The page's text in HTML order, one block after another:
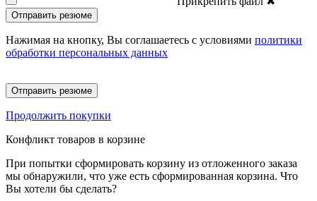
Отправить резюме
Нажимая на кнопку, Вы соглашаетесь с условиями политики
обработки персональных данных
Отправить резюме
Продолжить покупки
Конфликт товаров в корзине
При попытки сформировать корзину из отложенного заказа
мы обнаружили, что уже есть сформированная корзина. Что
Вы хотели бы сделать?